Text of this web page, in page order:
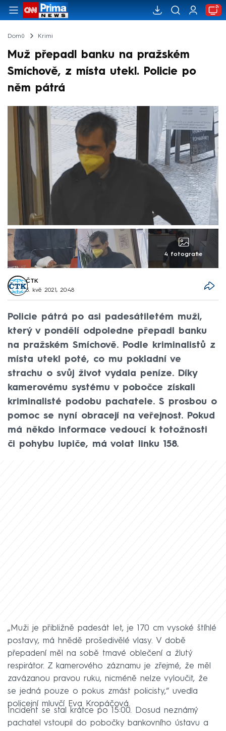
Domů Krimi
Muž přepadl banku na pražském
Smíchově, z místa utekl. Policie po
něm pátrá
4 fotografie
ČTK
3. kvě 2021, 20:48
Policie pátrá po asi padesátiletém muži,
který v pondělí odpoledne přepadl banku
na pražském Smíchově. Podle kriminalistů z
místa utekl poté, co mu pokladní ve
strachu o svůj život vydala peníze. Díky
kamerovému systému v pobočce získali
kriminalisté podobu pachatele. S prosbou o
pomoc se nyní obracejí na veřejnost. Pokud
má někdo informace vedoucí k totožnosti
či pohybu lupiče, má volat linku 158.
„Muži je přibližně padesát let, je 170 cm vysoké štíhlé
postavy, má hnědě prošedivělé vlasy. V době
přepadení měl na sobě tmavé oblečení a žlutý
respirátor. Z kamerového záznamu je zřejmé, že měl
zavázanou pravou ruku, nicméně nelze vyloučit, že
se jedná pouze o pokus zmást policisty,“ uvedla
policejní mluvčí Eva Kropáčová.
Incident se stal krátce po 15:00. Dosud neznámý
pachatel vstoupil do pobočky bankovního ústavu a